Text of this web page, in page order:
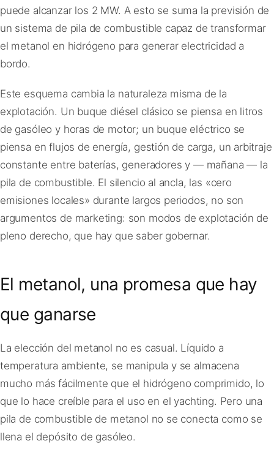
puede alcanzar los 2 MW. A esto se suma la previsión de
un sistema de pila de combustible capaz de transformar
el metanol en hidrógeno para generar electricidad a
bordo.
Este esquema cambia la naturaleza misma de la
explotación. Un buque diésel clásico se piensa en litros
de gasóleo y horas de motor; un buque eléctrico se
piensa en flujos de energía, gestión de carga, un arbitraje
constante entre baterías, generadores y — mañana — la
pila de combustible. El silencio al ancla, las «cero
emisiones locales» durante largos periodos, no son
argumentos de marketing: son modos de explotación de
pleno derecho, que hay que saber gobernar.
El metanol, una promesa que hay
que ganarse
La elección del metanol no es casual. Líquido a
temperatura ambiente, se manipula y se almacena
mucho más fácilmente que el hidrógeno comprimido, lo
que lo hace creíble para el uso en el yachting. Pero una
pila de combustible de metanol no se conecta como se
llena el depósito de gasóleo.